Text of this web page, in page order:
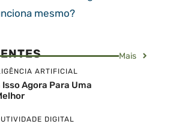
mesmo?
Mais
ARTIFICIAL
Isso Agora Para Uma
DIGITAL